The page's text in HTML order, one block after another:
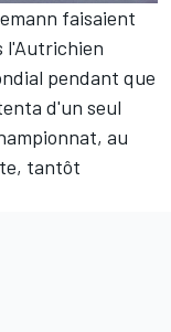
faisaient
l'Autrichien
pendant que
d'un seul
au
tantôt